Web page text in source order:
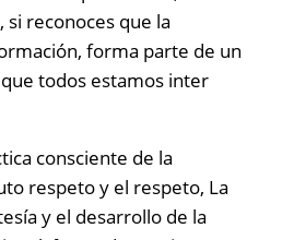
reconoces que la
forma parte de un
todos estamos inter
consciente de la
respeto y el respeto, La
y el desarrollo de la